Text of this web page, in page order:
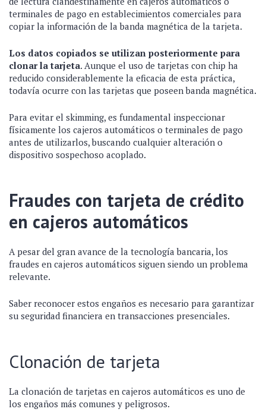
terminales de pago en establecimientos comerciales para
copiar la información de la banda magnética de la tarjeta.
Los datos copiados se utilizan posteriormente para
clonar la tarjeta. Aunque el uso de tarjetas con chip ha
reducido considerablemente la eficacia de esta práctica,
todavía ocurre con las tarjetas que poseen banda magnética.
Para evitar el skimming, es fundamental inspeccionar
físicamente los cajeros automáticos o terminales de pago
antes de utilizarlos, buscando cualquier alteración o
dispositivo sospechoso acoplado.
Fraudes con tarjeta de crédito
en cajeros automáticos
A pesar del gran avance de la tecnología bancaria, los
fraudes en cajeros automáticos siguen siendo un problema
relevante.
Saber reconocer estos engaños es necesario para garantizar
su seguridad financiera en transacciones presenciales.
Clonación de tarjeta
La clonación de tarjetas en cajeros automáticos es uno de
los engaños más comunes y peligrosos.